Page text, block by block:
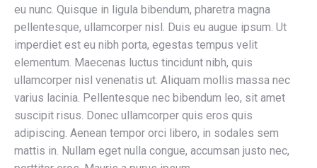
eu nunc. Quisque in ligula bibendum, pharetra magna
pellentesque, ullamcorper nisl. Duis eu augue ipsum. Ut
imperdiet est eu nibh porta, egestas tempus velit
elementum. Maecenas luctus tincidunt nibh, quis
ullamcorper nisl venenatis ut. Aliquam mollis massa nec
varius lacinia. Pellentesque nec bibendum leo, sit amet
suscipit risus. Donec ullamcorper quis eros quis
adipiscing. Aenean tempor orci libero, in sodales sem
mattis in. Nullam eget nulla congue, accumsan justo nec,